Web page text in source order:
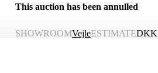
This auction has been annulled
SHOWROOMVejleESTIMATEDKK